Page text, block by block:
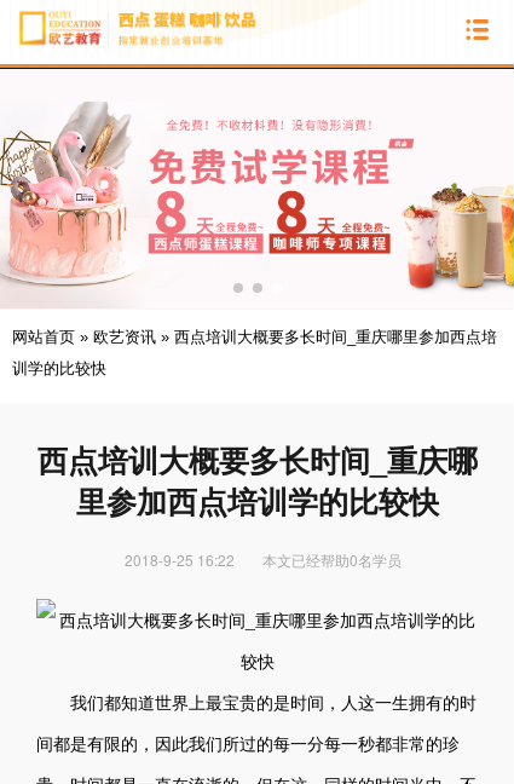
网站首页 » 欧艺资讯 » 西点培训大概要多长时间_重庆哪里参加西点培
训学的比较快
西点培训大概要多长时间_重庆哪
里参加西点培训学的比较快
2018-9-25 16:22 本文已经帮助0名学员
我们都知道世界上最宝贵的是时间，人这一生拥有的时
间都是有限的，因此我们所过的每一分每一秒都非常的珍